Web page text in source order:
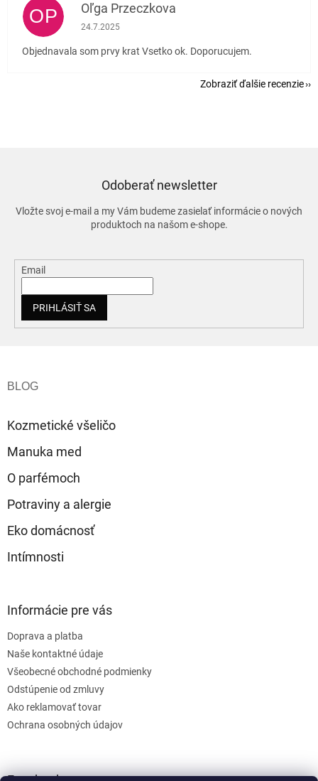
OP Oľga Przeczkova
Hodnotenie obchodu je 5 z 5 hviezdičiek.
24.7.2025
Objednavala som prvy krat Vsetko ok. Doporucujem.
Zobraziť ďalšie recenzie
Odoberať newsletter
Vložte svoj e-mail a my Vám budeme zasielať informácie o nových
produktoch na našom e-shope.
Email
PRIHLÁSIŤ SA
Kozmetické všeličo
Manuka med
O parfémoch
Potraviny a alergie
Eko domácnosť
Intímnosti
Informácie pre vás
Doprava a platba
Naše kontaktné údaje
Všeobecné obchodné podmienky
Odstúpenie od zmluvy
Ako reklamovať tovar
Ochrana osobných údajov